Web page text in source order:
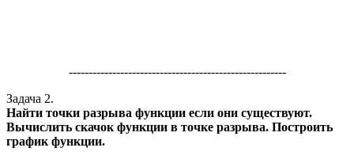
-------------------------------------------------------
Задача 2.
Найти точки разрыва функции если они существуют.
Вычислить скачок функции в точке разрыва. Построить
график функции.